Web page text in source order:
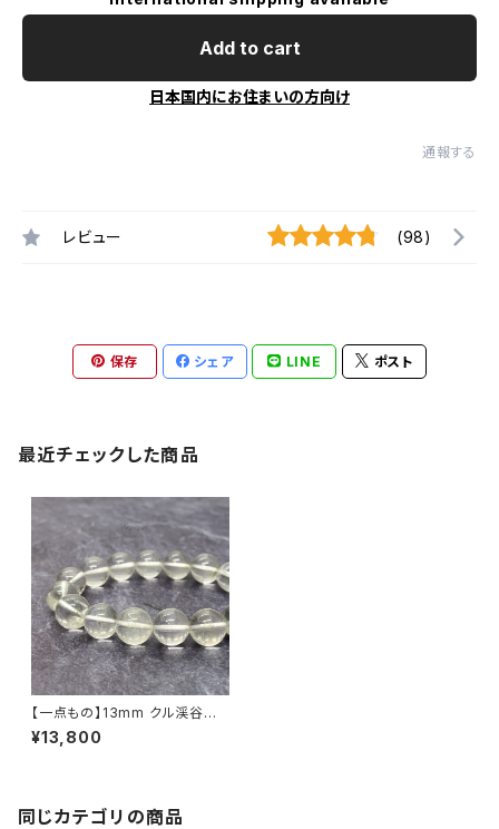
Add to cart
日本国内にお住まいの方向け
通報する
レビュー (98)
保存 シェア LINE ポスト
最近チェックした商品
【一点もの】13mm クル渓谷産
クローライト入り ヒマラヤ水晶
ブレスレット【N010604】
¥13,800
同じカテゴリの商品